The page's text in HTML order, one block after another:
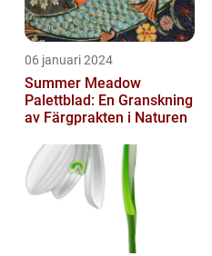
06 januari 2024
Summer Meadow
Palettblad: En Granskning
av Färgprakten i Naturen